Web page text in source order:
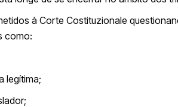
à Corte Costituzionale
como:
legítima;